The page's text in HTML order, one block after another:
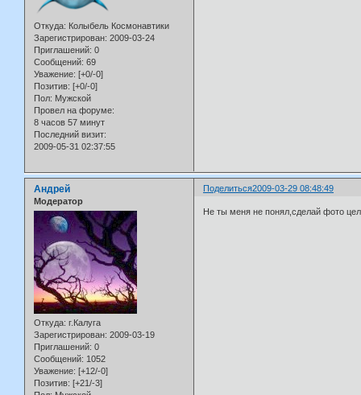
Откуда: Колыбель Космонавтики
Зарегистрирован: 2009-03-24
Приглашений: 0
Сообщений: 69
Уважение: [+0/-0]
Позитив: [+0/-0]
Пол: Мужской
Провел на форуме:
8 часов 57 минут
Последний визит:
2009-05-31 02:37:55
Поделиться2009-03-29 08:48:49
Андрей
Модератор
Откуда: г.Калуга
Зарегистрирован: 2009-03-19
Приглашений: 0
Сообщений: 1052
Уважение: [+12/-0]
Позитив: [+21/-3]
Не ты меня не понял,сделай фото